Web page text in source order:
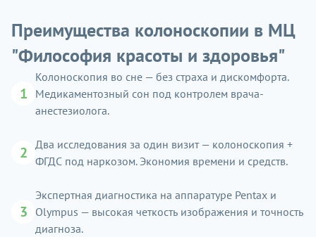
Преимущества колоноскопии в МЦ
"Философия красоты и здоровья"
1
Колоноскопия во сне — без страха и дискомфорта.
Медикаментозный сон под контролем врача-
анестезиолога.
2 Два исследования за один визит — колоноскопия +
ФГДС под наркозом. Экономия времени и средств.
3
Экспертная диагностика на аппаратуре Pentax и
Olympus — высокая четкость изображения и точность
диагноза.